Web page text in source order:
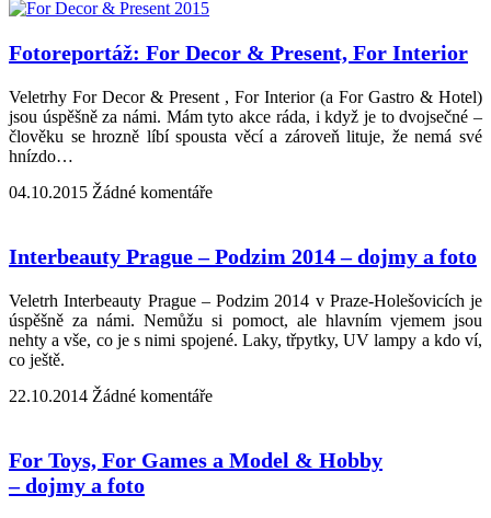
Fotoreportáž: For Decor & Present, For Interior
Veletrhy For Decor & Present , For Interior (a For Gastro & Hotel)
jsou úspěšně za námi. Mám tyto akce ráda, i když je to dvojsečné –
člověku se hrozně líbí spousta věcí a zároveň lituje, že nemá své
hnízdo…
04.10.2015 Žádné komentáře
Interbeauty Prague – Podzim 2014 – dojmy a foto
Veletrh Interbeauty Prague – Podzim 2014 v Praze-Holešovicích je
úspěšně za námi. Nemůžu si pomoct, ale hlavním vjemem jsou
nehty a vše, co je s nimi spojené. Laky, třpytky, UV lampy a kdo ví,
co ještě.
22.10.2014 Žádné komentáře
For Toys, For Games a Model & Hobby
– dojmy a foto